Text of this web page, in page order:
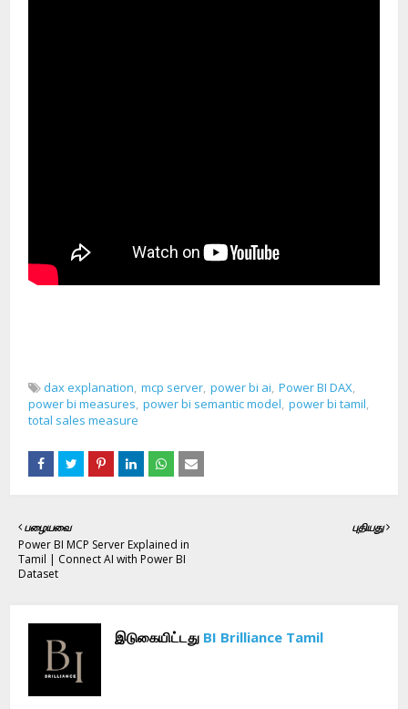
dax explanation mcp server power bi ai Power BI DAX
power bi measures power bi semantic model power bi tamil
total sales measure
புதியது
பழையவை
Power BI MCP Server Explained in
Tamil | Connect AI with Power BI
Dataset
இடுகையிட்டது BI Brilliance Tamil